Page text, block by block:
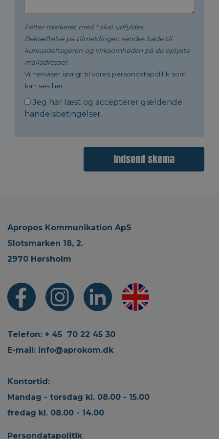
Felter markeret med *skal udfyldes.
Bekræftelse på tilmeldingen sendes både til
kursusdeltageren og virksomheden på de oplyste
mailadresser.
Vi henviser iøvrigt til vores persondatapolitik som
kan ses her.
Jeg har læst og accepterer gældende
handelsbetingelser.
Indsend skema
Apropos Kommunikation ApS
Slotsmarken 18, 2.
2970 Hørsholm
Telefon: + 45 70 22 45 30
E-mail: info@aprokom.dk
Kontortid:
Mandag - torsdag kl. 08.00 - 15.00
fredag kl. 08.00 - 14.00
Persondatapolitik